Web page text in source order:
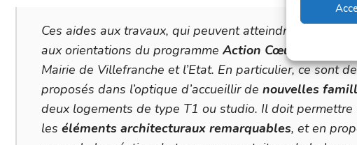
Ces aides aux travaux, qui peuvent atteindre des
aux orientations du programme Action Cœur de Ville
Mairie de Villefranche et l’Etat. En particulier, ce sont
proposés dans l’optique d’accueillir de nouvelles
deux logements de type T1 ou studio. Il doit
les éléments architecturaux remarquables, et en